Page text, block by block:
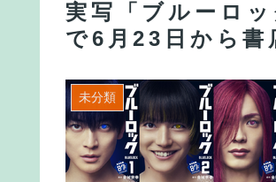
実写「ブルーロ
で6月23日から書
未分類